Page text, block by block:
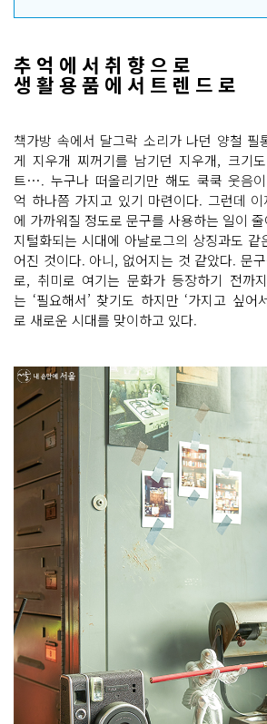
추 억 에 서 취 향 으 로
생 활 용 품 에 서 트 렌 드 로
책가방 속에서 달그락 소리가 나던 양철 필
게 지우개 찌꺼기를 남기던 지우개, 크기
트…. 누구나 떠올리기만 해도 쿡쿡 웃음
억 하나쯤 가지고 있기 마련이다. 그런데
에 가까워질 정도로 문구를 사용하는 일이
지털화되는 시대에 아날로그의 상징과도 같
어진 것이다. 아니, 없어지는 것 같았다. 문
로, 취미로 여기는 문화가 등장하기 전까
는 ‘필요해서’ 찾기도 하지만 ‘가지고 싶어
로 새로운 시대를 맞이하고 있다.